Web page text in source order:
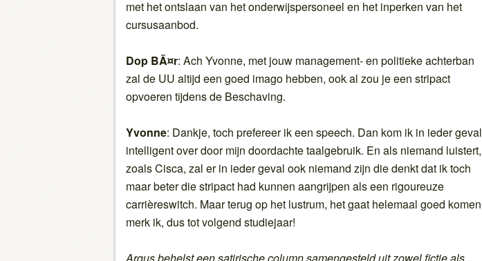
met het ontslaan van het onderwijspersoneel en het inperken van het
cursusaanbod.
Dop BÃ¤r: Ach Yvonne, met jouw management- en politieke achterban
zal de UU altijd een goed imago hebben, ook al zou je een stripact
opvoeren tijdens de Beschaving.
Yvonne: Dankje, toch prefereer ik een speech. Dan kom ik in ieder geval
intelligent over door mijn doordachte taalgebruik. En als niemand luistert,
zoals Cisca, zal er in ieder geval ook niemand zijn die denkt dat ik toch
maar beter die stripact had kunnen aangrijpen als een rigoureuze
carrièreswitch. Maar terug op het lustrum, het gaat helemaal goed komen
merk ik, dus tot volgend studiejaar!
Argus behelst een satirische column samengesteld uit zowel fictie als